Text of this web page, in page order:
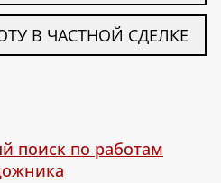
В ЧАСТНОЙ СДЕЛКЕ
поиск по работам